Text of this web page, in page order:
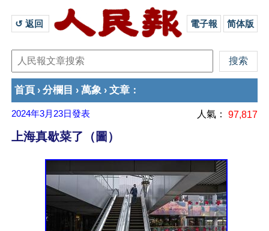
↺ 返回 電子報 简体版
首頁 › 分欄目 › 萬象 › 文章 ：
2024年3月23日發表 人氣： 97,817
上海真歇菜了（圖）